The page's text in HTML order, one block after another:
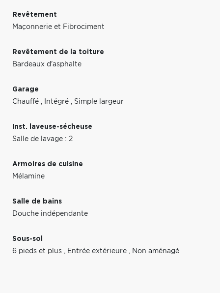
Revêtement
Maçonnerie et Fibrociment
Revêtement de la toiture
Bardeaux d'asphalte
Garage
Chauffé , Intégré , Simple largeur
Inst. laveuse-sécheuse
Salle de lavage : 2
Armoires de cuisine
Mélamine
Salle de bains
Douche indépendante
Sous-sol
6 pieds et plus , Entrée extérieure , Non aménagé